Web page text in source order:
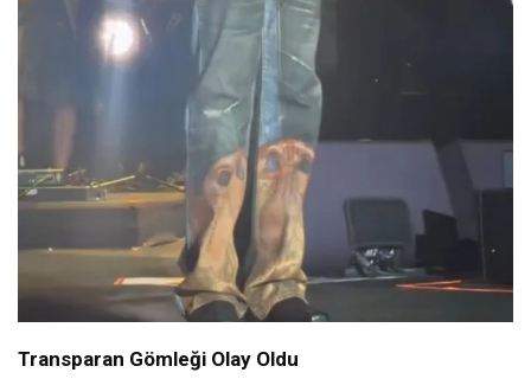
Transparan Gömleği Olay Oldu